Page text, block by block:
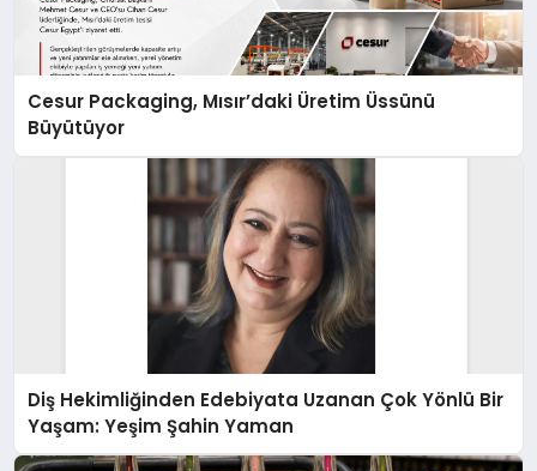
Cesur Packaging, Mısır’daki Üretim Üssünü
Büyütüyor
Diş Hekimliğinden Edebiyata Uzanan Çok Yönlü Bir
Yaşam: Yeşim Şahin Yaman